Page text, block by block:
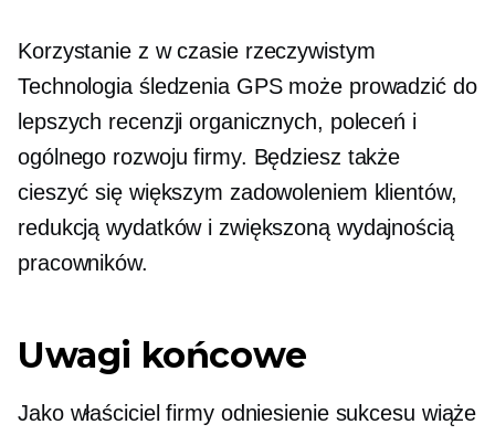
Korzystanie z w czasie rzeczywistym
Technologia śledzenia GPS może prowadzić do
lepszych recenzji organicznych, poleceń i
ogólnego rozwoju firmy. Będziesz także
cieszyć się większym zadowoleniem klientów,
redukcją wydatków i zwiększoną wydajnością
pracowników.
Uwagi końcowe
Jako właściciel firmy odniesienie sukcesu wiąże